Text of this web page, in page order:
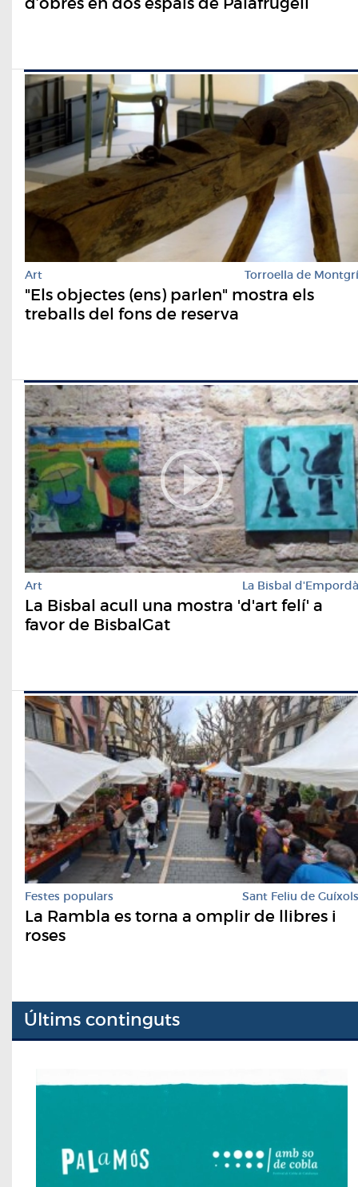
Art Torroella de Montgrí
"Els objectes (ens) parlen" mostra els
treballs del fons de reserva
Art La Bisbal d'Empordà
La Bisbal acull una mostra 'd'art felí' a
favor de BisbalGat
Festes populars Sant Feliu de Guíxols
La Rambla es torna a omplir de llibres i
roses
Últims continguts